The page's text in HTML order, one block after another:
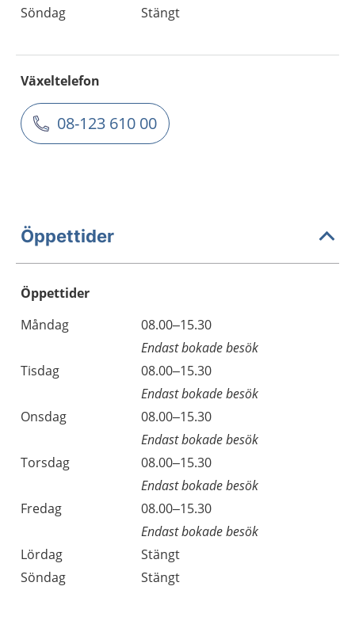
Söndag
Stängt
Växeltelefon
08-123 610 00
Öppettider
Öppettider
Dag
Öppettider
Kommentarer
Måndag
08.00–15.30
Endast bokade besök
Tisdag
08.00–15.30
Endast bokade besök
Onsdag
08.00–15.30
Endast bokade besök
Torsdag
08.00–15.30
Endast bokade besök
Fredag
08.00–15.30
Endast bokade besök
Lördag
Stängt
Söndag
Stängt